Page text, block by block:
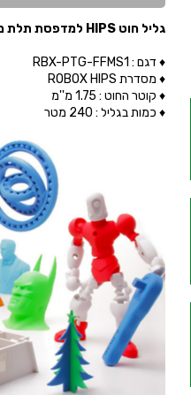
גליל חוט HIPS למדפסת תלת מימד ROBOX - שקוף
♦ דגם : RBX-PTG-FFMS1
♦ מסדרת ROBOX HIPS
♦ קוטר החוט : 1.75 מ''מ
♦ כמות בגליל : 240 מטר